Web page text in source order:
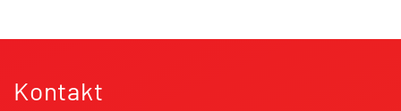
Kontakt